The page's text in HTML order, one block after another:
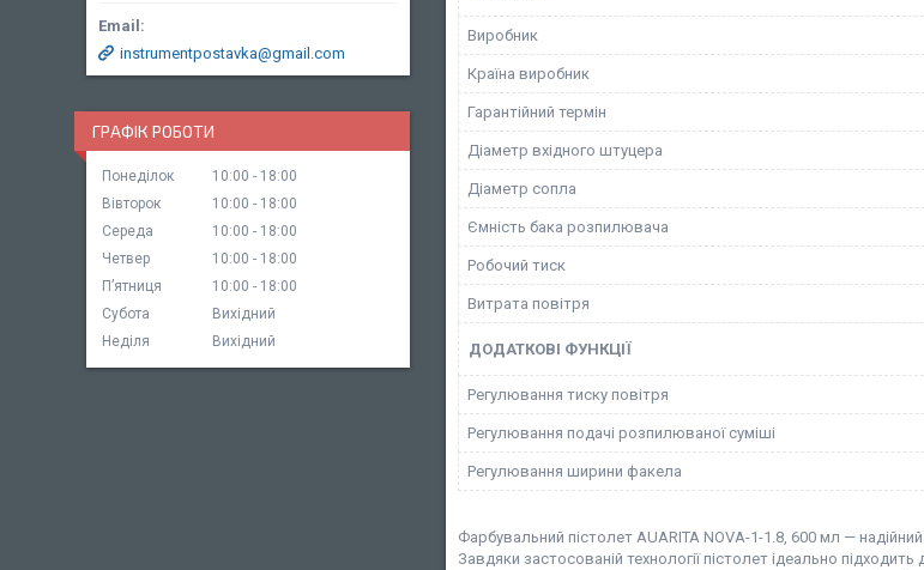
Виробник
Країна виробник
Гарантійний термін
Діаметр вхідного штуцера
Діаметр сопла
Ємність бака розпилювача
Робочий тиск
Витрата повітря
ДОДАТКОВІ ФУНКЦІЇ
Регулювання тиску повітря
Регулювання подачі розпилюваної суміші
Регулювання ширини факела
Фарбувальний пістолет AUARITA NOVA-1-1.8, 600 мл —
Завдяки застосованій технології пістолет ідеально
instrumentpostavka@gmail.com
ГРАФІК РОБОТИ
Понеділок 10:00
18:00
Вівторок
10:00
18:00
Середа
10:00
18:00
Четвер
10:00
18:00
Пʼятниця
10:00
18:00
Субота
Вихідний
Неділя
Вихідний